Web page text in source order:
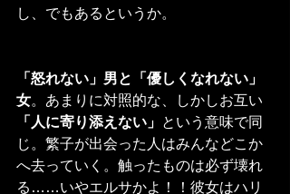
し、でもあるというか。
「怒れない」男と「優しくなれない」
女。あまりに対照的な、しかしお互い
「人に寄り添えない」 という意味で同
じ。繁子が出会った人はみんなどこか
へ去っていく。触ったものは必ず壊れ
る……いやエルサかよ！！彼女はハリ